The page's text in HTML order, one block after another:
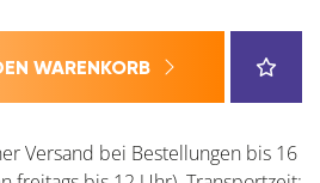
WARENKORB
Versand bei Bestellungen bis 16